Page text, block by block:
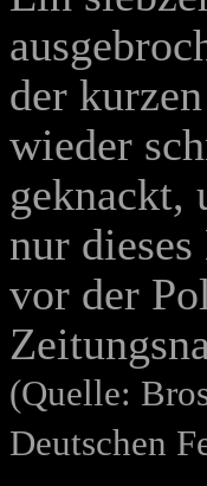
der
wieder
geknackt,
nur
vor der
(Quelle:
Deutschen